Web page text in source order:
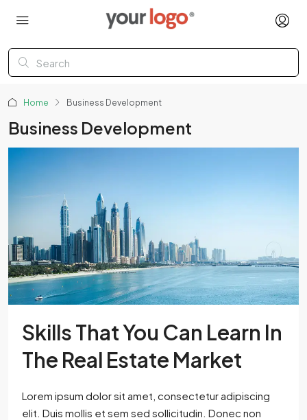
Home Business Development
Business Development
Skills That You Can Learn In
The Real Estate Market
Lorem ipsum dolor sit amet, consectetur adipiscing
elit. Duis mollis et sem sed sollicitudin. Donec non